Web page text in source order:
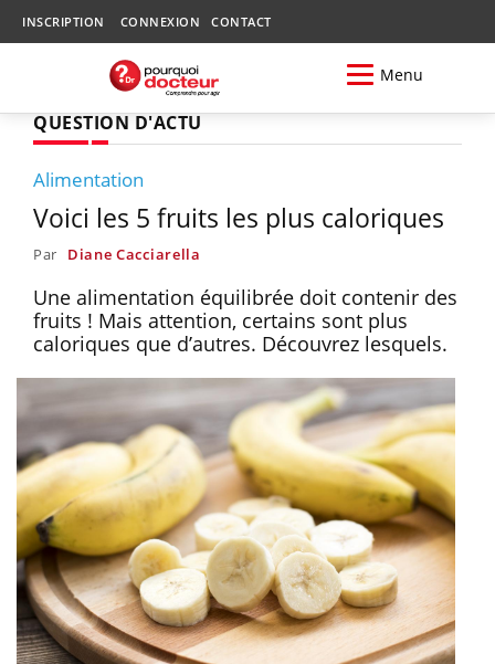
INSCRIPTION CONNEXION CONTACT
Menu
QUESTION D'ACTU
Alimentation
Voici les 5 fruits les plus caloriques
Par Diane Cacciarella
Une alimentation équilibrée doit contenir des
fruits ! Mais attention, certains sont plus
caloriques que d’autres. Découvrez lesquels.